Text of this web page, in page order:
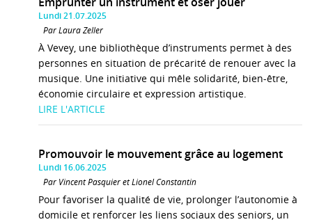
Lundi 21.07.2025
Par Laura Zeller
À Vevey, une bibliothèque d’instruments permet à des
personnes en situation de précarité de renouer avec la
musique. Une initiative qui mêle solidarité, bien-être,
économie circulaire et expression artistique.
LIRE L'ARTICLE
Promouvoir le mouvement grâce au logement
Lundi 16.06.2025
Par Vincent Pasquier et Lionel Constantin
Pour favoriser la qualité de vie, prolonger l’autonomie à
domicile et renforcer les liens sociaux des seniors, un